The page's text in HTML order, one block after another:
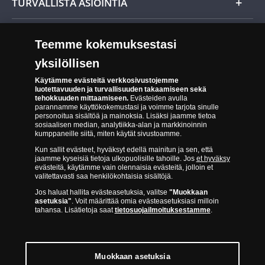
Tuotteiden toimittaminen
Palautusoikeus
Tee peruutusilmoitus
Saavutettavuusseloste
Turvallinen kumppani
Aitous- ja laatutakuu
14 päivän palautusoikeus
Suomen Moneta toimii virallisena jakelijana useimmille maailman
johtaville rahapajoille ja keskuspankeille, kuten Norjan rahapaja,
Britannian kuninkaallinen rahapaja, Ranskan rahapaja, Kanadan
kuninkaallinen rahapaja, Australian kuninkaallinen rahapaja, Etelä-
Afrikan kuninkaallinen rahapaja, Itävallan rahapaja, Alankomaiden
muut.
Teemme kokemuksestasi
yksilöllisen
Käytämme evästeitä verkkosivustojemme
luotettavuuden ja turvallisuuden takaamiseen sekä
tehokkuuden mittaamiseen.Evästeiden avulla
parannamme käyttökokemustasi ja voimme tarjota sinulle
personoitua sisältöä ja mainoksia. Lisäksi jaamme tietoa
sosiaalisen median, analytiikka-alan ja markkinoinnin
kumppaneille siitä, miten käytät sivustoamme.
Kun sallit evästeet, hyväksyt edellä mainitun ja sen, että
jaamme kyseisiä tietoja ulkopuolisille tahoille. Jos et hyväksy
evästeitä, käytämme vain olennaisia evästeitä, jolloin et
valitettavasti saa henkilökohtaisia sisältöjä.
Jos haluat hallita evästeasetuksia, valitse "Muokkaan
asetuksia". Voit määrittää omia evästeasetuksiasi milloin
tahansa. Lisätietoja saattietosuojailmoituksestamme.
Muokkaan asetuksia